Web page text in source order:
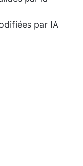
par IA